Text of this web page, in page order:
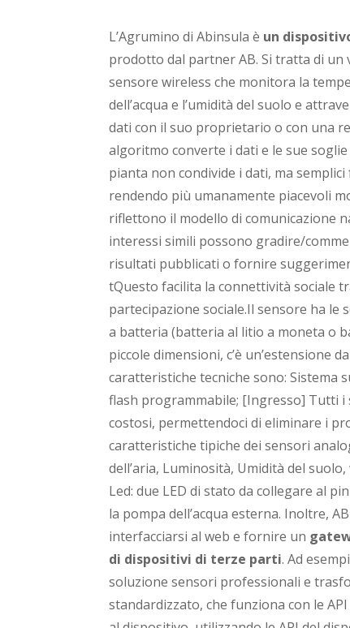
L’Agrumino di Abinsula è un
prodotto dal partner AB. Si tratta di
sensore wireless che monitora la
dell’acqua e l’umidità del suolo e
dati con il suo proprietario o con una
algoritmo converte i dati e le sue
pianta non condivide i dati, ma semplici
rendendo più umanamente piacevoli
riflettono il modello di comunicazione
interessi simili possono gradire/
risultati pubblicati o fornire
tQuesto facilita la connettività sociale
partecipazione sociale.Il sensore ha le
a batteria (batteria al litio a moneta o
piccole dimensioni, c’è un’estensione
caratteristiche tecniche sono: Sistema
flash programmabile; [Ingresso] Tutti i
costosi, permettendoci di eliminare i
caratteristiche tipiche dei sensori
dell’aria, Luminosità, Umidità del
Led: due LED di stato da collegare al
la pompa dell’acqua esterna. Inoltre, AB
interfacciarsi al web e fornire un
di dispositivi di terze parti. Ad
soluzione sensori professionali e
standardizzato, che funziona con le